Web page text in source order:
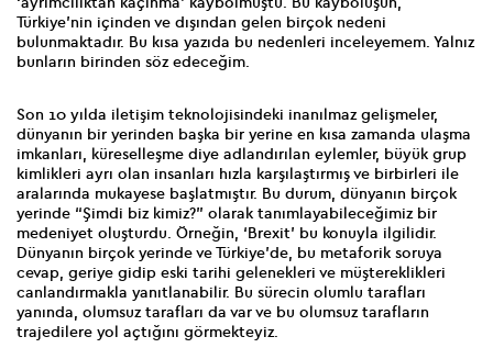
Türkiye’nin içinden ve dışından gelen birçok nedeni
bulunmaktadır. Bu kısa yazıda bu nedenleri inceleyemem. Yalnız
bunların birinden söz edeceğim.
Son 10 yılda iletişim teknolojisindeki inanılmaz gelişmeler,
dünyanın bir yerinden başka bir yerine en kısa zamanda ulaşma
imkanları, küreselleşme diye adlandırılan eylemler, büyük grup
kimlikleri ayrı olan insanları hızla karşılaştırmış ve birbirleri ile
aralarında mukayese başlatmıştır. Bu durum, dünyanın birçok
yerinde “Şimdi biz kimiz?” olarak tanımlayabileceğimiz bir
medeniyet oluşturdu. Örneğin, ‘Brexit’ bu konuyla ilgilidir.
Dünyanın birçok yerinde ve Türkiye’de, bu metaforik soruya
cevap, geriye gidip eski tarihi gelenekleri ve müştereklikleri
canlandırmakla yanıtlanabilir. Bu sürecin olumlu tarafları
yanında, olumsuz tarafları da var ve bu olumsuz tarafların
trajedilere yol açtığını görmekteyiz.